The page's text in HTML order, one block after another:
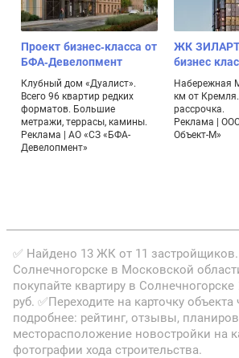
Проект бизнес-класса от
БФА-Девелопмент
Клубный дом «Дуалист».
Всего 96 квартир редких
форматов. Большие
метражи, террасы, камины.
Реклама | АО «СЗ «БФА-
Девелопмент»
ЖК
бизнес
Набережная
км от
рассрочка.
Реклама |
Объект-М»
✅ Найдено 13 ЖК от 11
Солнечногорске в Московской
покупайте квартиру в
руб. ✅Переходите на карточку
подробнее: рейтинг, отзывы,
месторасположение новостройки на
фотографии хода строительства.